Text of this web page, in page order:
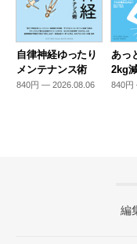
自律神経ゆったり
メンテナンス術
840円 — 2026.08.06
あっ
2kg
840円
編